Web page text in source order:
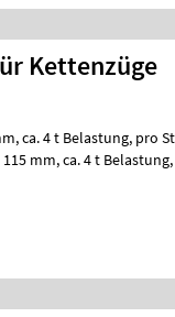
Kettenzüge
€